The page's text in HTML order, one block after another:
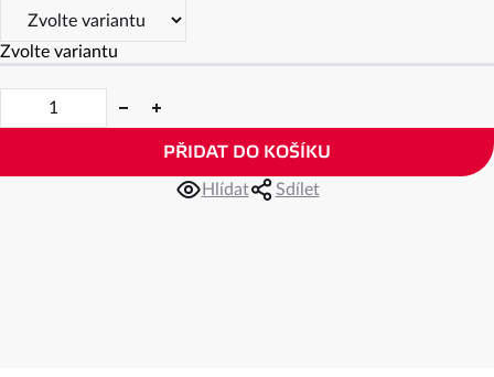
Zvolte variantu
PŘIDAT DO KOŠÍKU
Hlídat Sdílet